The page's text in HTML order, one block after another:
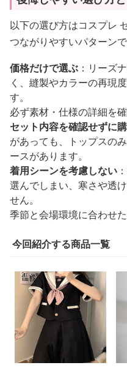
以下の選び方はコスプレ
つながりやすいパターンで
価格だけで選ぶ ：リーズ
く、縫製やカラーの再現
す。
必ず素材・仕様の詳細を
セット内容を確認せずに
があっても、トップスの
ースがあります。
着用シーンを考慮しない
選んでしまい、寒さや透
せん。
季節と会場環境に合わせ
今回紹介する商品一覧